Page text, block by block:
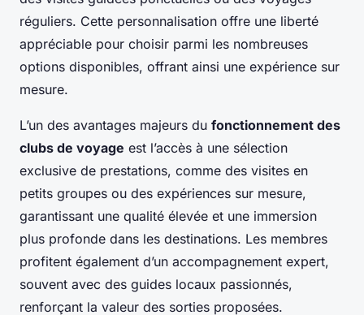
réguliers. Cette personnalisation offre une liberté
appréciable pour choisir parmi les nombreuses
options disponibles, offrant ainsi une expérience sur
mesure.
L’un des avantages majeurs du fonctionnement des
clubs de voyage est l’accès à une sélection
exclusive de prestations, comme des visites en
petits groupes ou des expériences sur mesure,
garantissant une qualité élevée et une immersion
plus profonde dans les destinations. Les membres
profitent également d’un accompagnement expert,
souvent avec des guides locaux passionnés,
renforçant la valeur des sorties proposées.